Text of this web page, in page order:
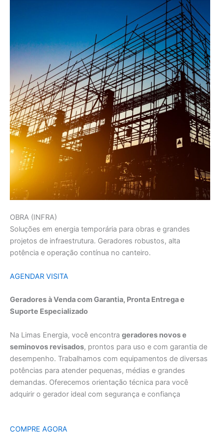
OBRA (INFRA)
Soluções em energia temporária para obras e grandes
projetos de infraestrutura. Geradores robustos, alta
potência e operação contínua no canteiro.
AGENDAR VISITA
Geradores à Venda com Garantia, Pronta Entrega e
Suporte Especializado
Na Limas Energia, você encontra geradores novos e
seminovos revisados, prontos para uso e com garantia de
desempenho. Trabalhamos com equipamentos de diversas
potências para atender pequenas, médias e grandes
demandas. Oferecemos orientação técnica para você
adquirir o gerador ideal com segurança e confiança
COMPRE AGORA